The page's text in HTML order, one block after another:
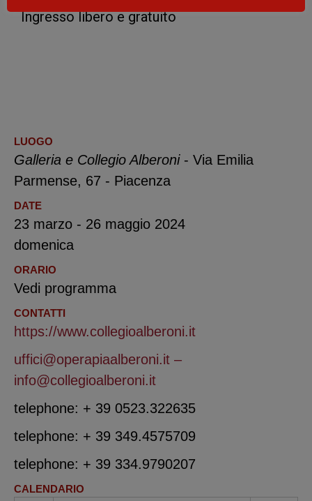
Ingresso libero e gratuito
LUOGO
Galleria e Collegio Alberoni - Via Emilia
Parmense, 67 - Piacenza
DATE
23 marzo - 26 maggio 2024
domenica
ORARIO
Vedi programma
CONTATTI
https://www.collegioalberoni.it
uffici@operapiaalberoni.it –
info@collegioalberoni.it
telephone: + 39 0523.322635
telephone: + 39 349.4575709
telephone: + 39 334.9790207
CALENDARIO